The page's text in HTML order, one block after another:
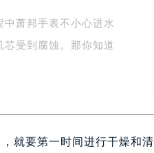
萧邦手表不小心进水
受到腐蚀。那你知道
就要第一时间进行干燥和清